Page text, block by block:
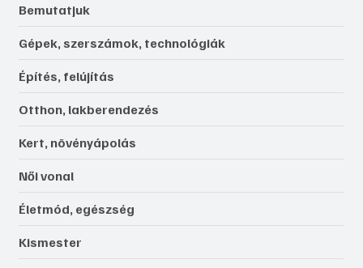
Bemutatjuk
Gépek, szerszámok, technológiák
Építés, felújítás
Otthon, lakberendezés
Kert, növényápolás
Női vonal
Életmód, egészség
Kismester